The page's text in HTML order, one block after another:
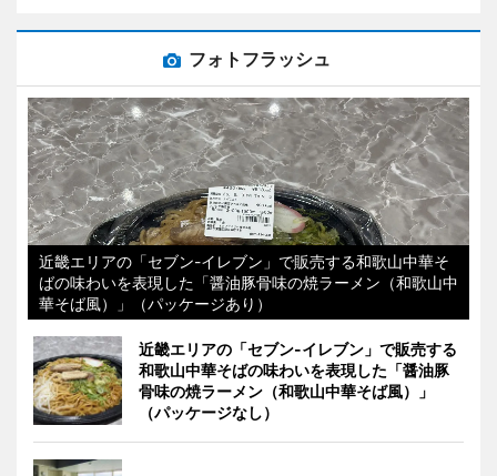
フォトフラッシュ
近畿エリアの「セブン-イレブン」で販売する和歌山中華そ
ばの味わいを表現した「醤油豚骨味の焼ラーメン（和歌山中
華そば風）」（パッケージあり）
近畿エリアの「セブン-イレブン」で販売する
和歌山中華そばの味わいを表現した「醤油豚
骨味の焼ラーメン（和歌山中華そば風）」
（パッケージなし）